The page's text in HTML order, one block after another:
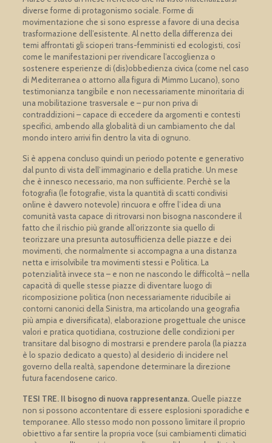
diverse forme di protagonismo sociale. Forme di
movimentazione che si sono espresse a favore di una decisa
trasformazione dell’esistente. Al netto della differenza dei
temi affrontati gli scioperi trans-femministi ed ecologisti, così
come le manifestazioni per rivendicare l’accoglienza o
sostenere esperienze di (dis)obbedienza civica (come nel caso
di Mediterranea o attorno alla figura di Mimmo Lucano), sono
testimonianza tangibile e non necessariamente minoritaria di
una mobilitazione trasversale e – pur non priva di
contraddizioni – capace di eccedere da argomenti e contesti
specifici, ambendo alla globalità di un cambiamento che dal
mondo intero arrivi fin dentro la vita di ognuno.
Si è appena concluso quindi un periodo potente e generativo
dal punto di vista dell’immaginario e della pratiche. Un mese
che è innesco necessario, ma non sufficiente. Perchè se la
fotografia (le fotografie, vista la quantità di scatti condivisi
online è davvero notevole) rincuora e offre l’idea di una
comunità vasta capace di ritrovarsi non bisogna nascondere il
fatto che il rischio più grande all’orizzonte sia quello di
teorizzare una presunta autosufficienza delle piazze e dei
movimenti, che normalmente si accompagna a una distanza
netta e irrisolvibile tra movimenti stessi e Politica. La
potenzialità invece sta – e non ne nascondo le difficoltà – nella
capacità di quelle stesse piazze di diventare luogo di
ricomposizione politica (non necessariamente riducibile ai
contorni canonici della Sinistra, ma articolando una geografia
più ampia e diversificata), elaborazione progettuale che unisce
valori e pratica quotidiana, costruzione delle condizioni per
transitare dal bisogno di mostrarsi e prendere parola (la piazza
è lo spazio dedicato a questo) al desiderio di incidere nel
governo della realtà, sapendone determinare la direzione
futura facendosene carico.
TESI TRE. Il bisogno di nuova rappresentanza.Quelle piazze
non si possono accontentare di essere esplosioni sporadiche e
temporanee. Allo stesso modo non possono limitare il proprio
obiettivo a far sentire la propria voce (sui cambiamenti climatici